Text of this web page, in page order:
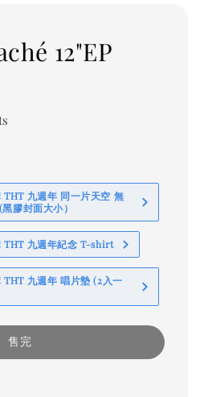
12"EP
THT 九週年 同一片天空 無
膠封面大小）
THT 九週年紀念 T-shirt
THT 九週年 唱片墊 (2入一
售完